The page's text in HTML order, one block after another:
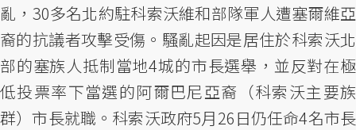
亂，30多名北約駐科索沃維和部隊軍人遭塞爾維亞
裔的抗議者攻擊受傷。騷亂起因是居住於科索沃北
部的塞族人抵制當地4城的市長選舉，並反對在極
低投票率下當選的阿爾巴尼亞裔（科索沃主要族
群）市長就職。科索沃政府5月26日仍任命4名市長